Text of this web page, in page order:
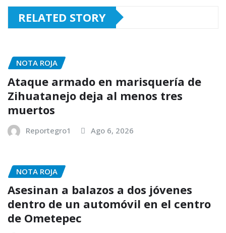
RELATED STORY
NOTA ROJA
Ataque armado en marisquería de
Zihuatanejo deja al menos tres
muertos
Reportegro1 Ago 6, 2026
NOTA ROJA
Asesinan a balazos a dos jóvenes
dentro de un automóvil en el centro
de Ometepec